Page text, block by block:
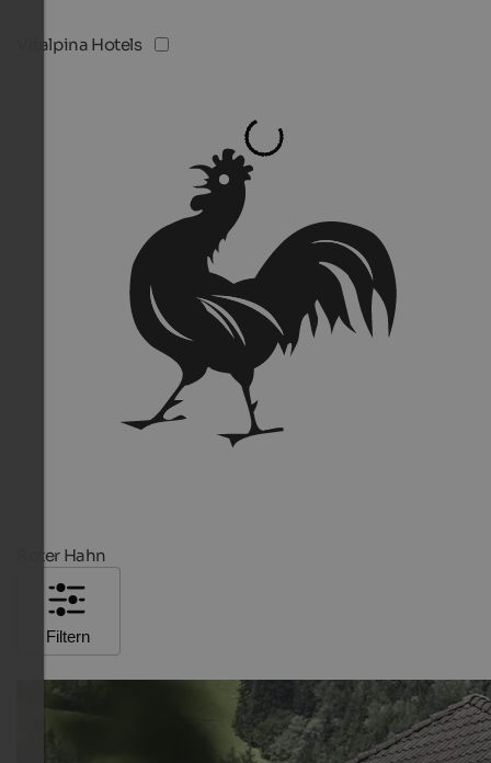
Vitalpina Hotels
Roter Hahn
Filtern